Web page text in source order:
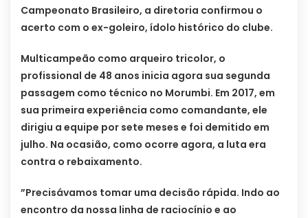
Campeonato Brasileiro, a diretoria confirmou o
acerto com o ex-goleiro, ídolo histórico do clube.
Multicampeão como arqueiro tricolor, o
profissional de 48 anos inicia agora sua segunda
passagem como técnico no Morumbi. Em 2017, em
sua primeira experiência como comandante, ele
dirigiu a equipe por sete meses e foi demitido em
julho. Na ocasião, como ocorre agora, a luta era
contra o rebaixamento.
​”Precisávamos tomar uma decisão rápida. Indo ao
encontro da nossa linha de raciocínio e ao